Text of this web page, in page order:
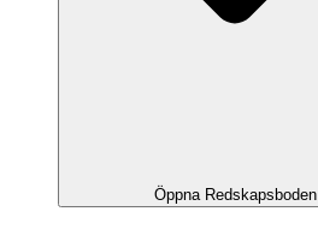
Öppna Redskapsboden